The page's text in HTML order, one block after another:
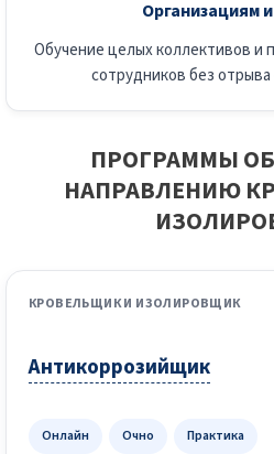
Организациям
Обучение целых коллективов и
сотрудников без
ПРОГРАММЫ
НАПРАВЛЕНИЮ
КРОВЕЛЬЩИК И ИЗОЛИРОВЩИК
Антикоррозийщик
Онлайн Очно Практика